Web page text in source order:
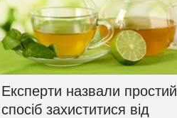
Експерти назвали простий
спосіб захиститися від